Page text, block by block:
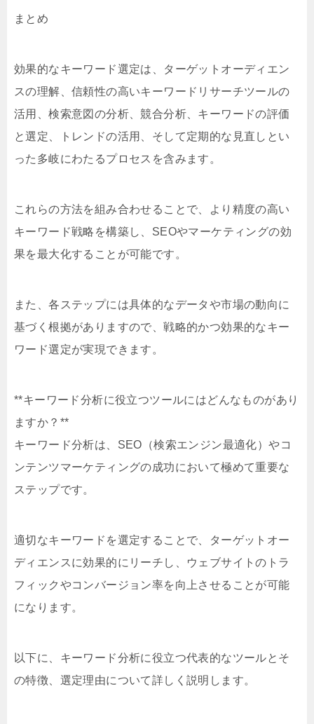
まとめ
効果的なキーワード選定は、ターゲットオーディエン
スの理解、信頼性の高いキーワードリサーチツールの
活用、検索意図の分析、競合分析、キーワードの評価
と選定、トレンドの活用、そして定期的な見直しとい
った多岐にわたるプロセスを含みます。
これらの方法を組み合わせることで、より精度の高い
キーワード戦略を構築し、SEOやマーケティングの効
果を最大化することが可能です。
また、各ステップには具体的なデータや市場の動向に
基づく根拠がありますので、戦略的かつ効果的なキー
ワード選定が実現できます。
**キーワード分析に役立つツールにはどんなものがあり
ますか？**
キーワード分析は、SEO（検索エンジン最適化）やコ
ンテンツマーケティングの成功において極めて重要な
ステップです。
適切なキーワードを選定することで、ターゲットオー
ディエンスに効果的にリーチし、ウェブサイトのトラ
フィックやコンバージョン率を向上させることが可能
になります。
以下に、キーワード分析に役立つ代表的なツールとそ
の特徴、選定理由について詳しく説明します。